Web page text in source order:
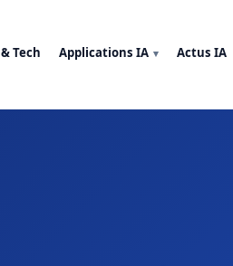
Tech Applications IA Actus IA